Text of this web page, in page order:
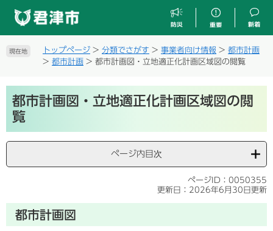
文
現在地 トップページ > 分類でさがす > 事業者向け情報 > 都市計画
> 都市計画 > 都市計画図・立地適正化計画区域図の閲覧
文都市計画図・立地適正化計画区域図の閲
覧
ページ内目次
ページID：0050355
更新日：2026年6月30日更新
都市計画図